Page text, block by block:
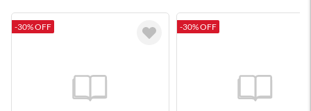
-30% OFF -30% OFF